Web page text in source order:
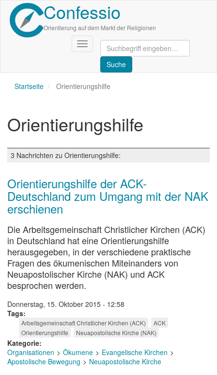
Direkt
zum
Inhalt
Confessio
Orientierung auf dem Markt der Religionen
Navigation
aktivieren/deaktivieren
Startseite Orientierungshilfe
Orientierungshilfe
3 Nachrichten zu Orientierungshilfe:
Orientierungshilfe der ACK-
Deutschland zum Umgang mit der NAK
erschienen
Die Arbeitsgemeinschaft Christlicher Kirchen (ACK)
in Deutschland hat eine Orientierungshilfe
herausgegeben, in der verschiedene praktische
Fragen des ökumenischen Miteinanders von
Neuapostolischer Kirche (NAK) und ACK
besprochen werden.
Donnerstag, 15. Oktober 2015 - 12:58
Tags
Arbeitsgemeinschaft Christlicher Kirchen (ACK)
ACK
Orientierungshilfe
Neuapostolische Kirche (NAK)
Kategorie
Organisationen
Ökumene
Evangelische Kirchen
Apostolische Bewegung
Neuapostolische Kirche